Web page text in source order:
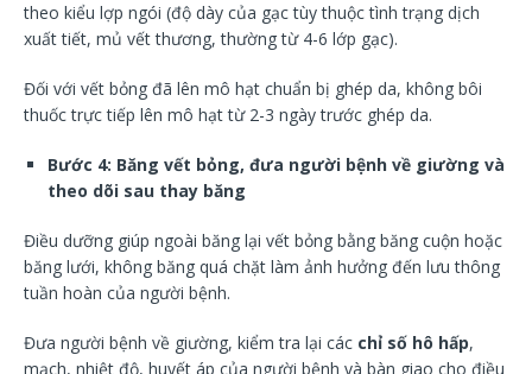
theo kiểu lợp ngói (độ dày của gạc tùy thuộc tình trạng dịch
xuất tiết, mủ vết thương, thường từ 4-6 lớp gạc).
Đối với vết bỏng đã lên mô hạt chuẩn bị ghép da, không bôi
thuốc trực tiếp lên mô hạt từ 2-3 ngày trước ghép da.
Bước 4: Băng vết bỏng, đưa người bệnh về giường và
theo dõi sau thay băng
Điều dưỡng giúp ngoài băng lại vết bỏng bằng băng cuộn hoặc
băng lưới, không băng quá chặt làm ảnh hưởng đến lưu thông
tuần hoàn của người bệnh.
Đưa người bệnh về giường, kiểm tra lại các chỉ số hô hấp,
mạch, nhiệt độ, huyết áp của người bệnh và bàn giao cho điều